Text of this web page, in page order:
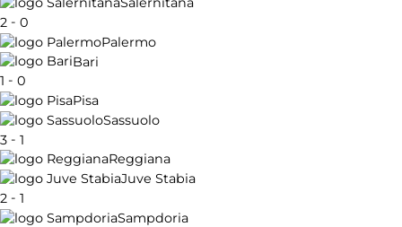
2 - 0
Palermo
Bari
1 - 0
Pisa
Sassuolo
3 - 1
Reggiana
Juve Stabia
2 - 1
Sampdoria